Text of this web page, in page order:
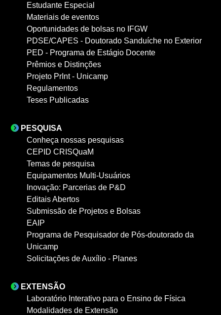
Estudante Especial
Materiais de eventos
Oportunidades de bolsas no IFGW
PDSE/CAPES - Doutorado Sanduíche no Exterior
PED - Programa de Estágio Docente
Prêmios e Distinções
Projeto PrInt - Unicamp
Regulamentos
Teses Publicadas
PESQUISA
Conheça nossas pesquisas
CEPID CRISQuaM
Temas de pesquisa
Equipamentos Multi-Usuários
Inovação: Parcerias de P&D
Editais Abertos
Submissão de Projetos e Bolsas
EAIP
Programa de Pesquisador de Pós-doutorado da
Unicamp
Solicitações de Auxílio - Planes
EXTENSÃO
Laboratório Interativo para o Ensino de Física
Modalidades de Extensão